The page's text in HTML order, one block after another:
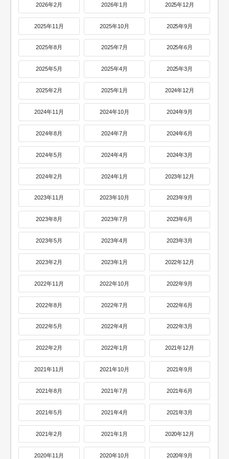
2026年2月 2026年1月 2025年12月
2025年11月 2025年10月 2025年9月
2025年8月 2025年7月 2025年6月
2025年5月 2025年4月 2025年3月
2025年2月 2025年1月 2024年12月
2024年11月 2024年10月 2024年9月
2024年8月 2024年7月 2024年6月
2024年5月 2024年4月 2024年3月
2024年2月 2024年1月 2023年12月
2023年11月 2023年10月 2023年9月
2023年8月 2023年7月 2023年6月
2023年5月 2023年4月 2023年3月
2023年2月 2023年1月 2022年12月
2022年11月 2022年10月 2022年9月
2022年8月 2022年7月 2022年6月
2022年5月 2022年4月 2022年3月
2022年2月 2022年1月 2021年12月
2021年11月 2021年10月 2021年9月
2021年8月 2021年7月 2021年6月
2021年5月 2021年4月 2021年3月
2021年2月 2021年1月 2020年12月
2020年11月 2020年10月 2020年9月